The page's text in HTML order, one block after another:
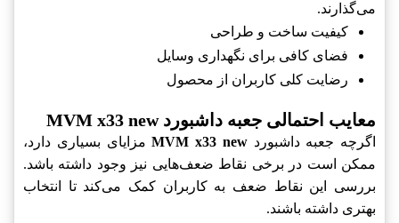
می‌گذارند.
کیفیت ساخت و طراحی
فضای کافی برای نگهداری وسایل
رضایت کلی کاربران از محصول
معایب احتمالی جعبه داشبورد MVM x33 new
اگرچه جعبه داشبوردMVM x33 newمزایای بسیاری دارد،
ممکن است در برخی نقاط ضعف‌هایی نیز وجود داشته باشد.
بررسی این نقاط ضعف به کاربران کمک می‌کند تا انتخاب
بهتری داشته باشند.